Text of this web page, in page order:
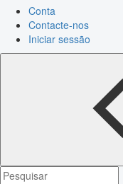
Conta
Contacte-nos
Iniciar sessão